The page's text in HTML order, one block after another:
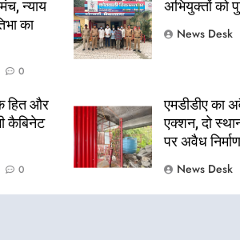
न्याय
का
0
अभियुक्तों को
News Desk
हित और
कैबिनेट
0
एमडीडीए का
एक्शन, दो
पर अवैध
News Desk